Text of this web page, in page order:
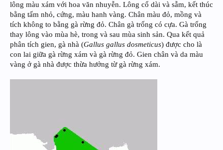
lông màu xám với hoa văn nhuyễn. Lông cổ dài và sẫm, kết thúc
bằng tấm nhỏ, cứng, màu hanh vàng. Chân màu đỏ, mồng và
tích không to bằng gà rừng đỏ. Chân gà trống có cựa. Gà trống
thay lông vào mùa hè, trong và sau mùa sinh sản. Qua kết quả
phân tích gien, gà nhà (Gallus gallus dosmeticus) được cho là
con lai giữa gà rừng xám và gà rừng đỏ. Gien chân và da màu
vàng ở gà nhà được thừa hưởng từ gà rừng xám.